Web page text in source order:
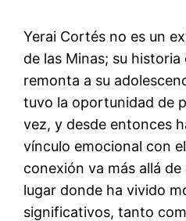
Yerai Cortés no es un
de las Minas; su
remonta a su
tuvo la oportunidad de
vez, y desde entonces
vínculo emocional con
conexión va más allá
lugar donde ha vivido
significativos, tanto